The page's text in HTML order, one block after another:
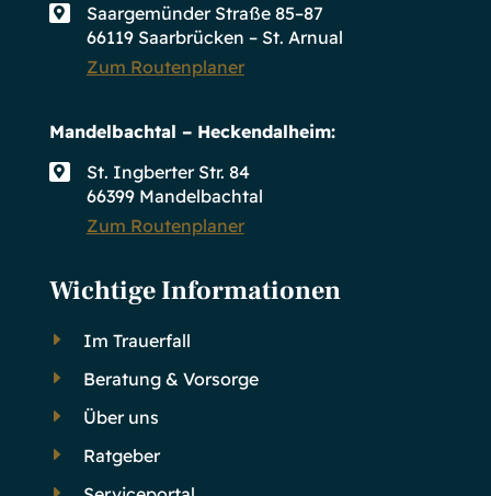

Saargemünder Straße 85–87
66119 Saarbrücken – St. Arnual
Zum Routenplaner
Mandelbachtal – Heckendalheim:

St. Ingberter Str. 84
66399 Mandelbachtal
Zum Routenplaner
Wichtige Informationen
E
Im Trauerfall
E
Beratung & Vorsorge
E
Über uns
E
Ratgeber